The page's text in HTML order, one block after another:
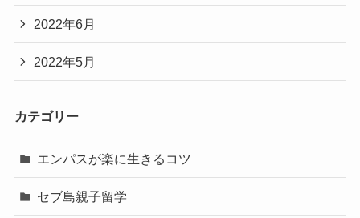
2022年6月
2022年5月
カテゴリー
エンパスが楽に生きるコツ
セブ島親子留学